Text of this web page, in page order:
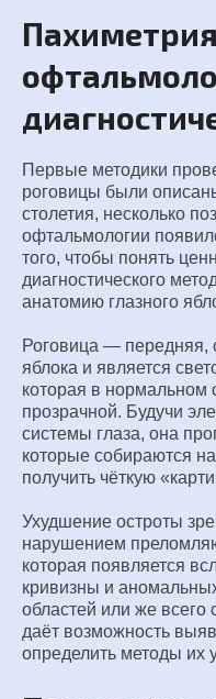
Первые методики
роговицы были
столетия, несколько
офтальмологии
того, чтобы понять
диагностического
анатомию глазного
Роговица — передняя,
яблока и является
которая в нормальном
прозрачной. Будучи
системы глаза, она
которые собираются на
получить чёткую
Ухудшение остроты
нарушением
которая появляется
кривизны и
областей или же
даёт возможность
определить методы их